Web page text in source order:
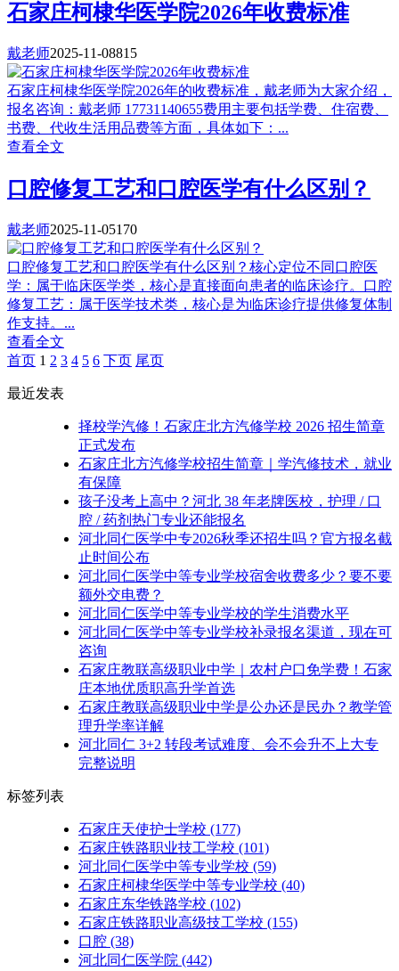
石家庄柯棣华医学院2026年收费标准
戴老师2025-11-08815
石家庄柯棣华医学院2026年的收费标准，戴老师为大家介绍，
报名咨询：戴老师 17731140655费用主要包括学费、住宿费、
书费、代收生活用品费等方面，具体如下：...
查看全文
口腔修复工艺和口腔医学有什么区别？
戴老师2025-11-05170
口腔修复工艺和口腔医学有什么区别？核心定位不同口腔医
学：属于临床医学类，核心是直接面向患者的临床诊疗。口腔
修复工艺：属于医学技术类，核心是为临床诊疗提供修复体制
作支持。...
查看全文
首页 1 2 3 4 5 6 下页 尾页
最近发表
择校学汽修！石家庄北方汽修学校 2026 招生简章
正式发布
石家庄北方汽修学校招生简章｜学汽修技术，就业
有保障
孩子没考上高中？河北 38 年老牌医校，护理 / 口
腔 / 药剂热门专业还能报名
河北同仁医学中专2026秋季还招生吗？官方报名截
止时间公布
河北同仁医学中等专业学校宿舍收费多少？要不要
额外交电费？
河北同仁医学中等专业学校的学生消费水平
河北同仁医学中等专业学校补录报名渠道，现在可
咨询
石家庄教联高级职业中学｜农村户口免学费！石家
庄本地优质职高升学首选
石家庄教联高级职业中学是公办还是民办？教学管
理升学率详解
河北同仁 3+2 转段考试难度、会不会升不上大专
完整说明
标签列表
石家庄天使护士学校 (177)
石家庄铁路职业技工学校 (101)
河北同仁医学中等专业学校 (59)
石家庄柯棣华医学中等专业学校 (40)
石家庄东华铁路学校 (102)
石家庄铁路职业高级技工学校 (155)
口腔 (38)
河北同仁医学院 (442)